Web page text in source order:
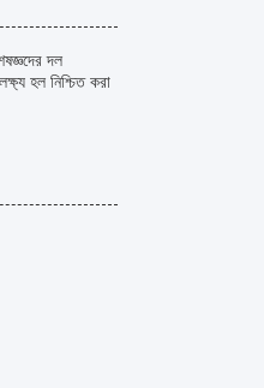
দল
হল নিশ্চিত করা